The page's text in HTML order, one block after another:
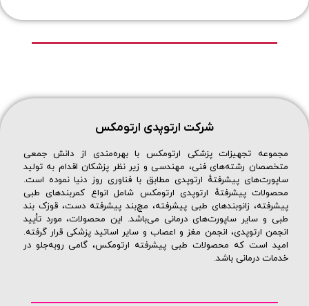
شرکت ارتوپدی ارتومکس
مجموعه تجهیزات پزشکی ارتومکس با بهره‌مندی از دانش جمعی
متخصصان رشته‌های فنی، مهندسی و زیر نظر پزشکان اقدام به تولید
ساپورت‌های پیشرفتهٔ ارتوپدی مطابق با فناوری روز دنیا نموده است.
محصولات پیشرفتهٔ ارتوپدی ارتومکس شامل انواع کمربندهای طبی
پیشرفته، زانوبندهای طبی پیشرفته، مچ‌بند پیشرفته دست، قوزک بند
طبی و سایر ساپورت‌های درمانی می‌باشد. این محصولات، مورد تأیید
انجمن ارتوپدی، انجمن مغز و اعصاب و سایر اساتید پزشکی قرار گرفته.
امید است که محصولات طبی پیشرفته ارتومکس، گامی روبه‌جلو در
خدمات درمانی باشد.